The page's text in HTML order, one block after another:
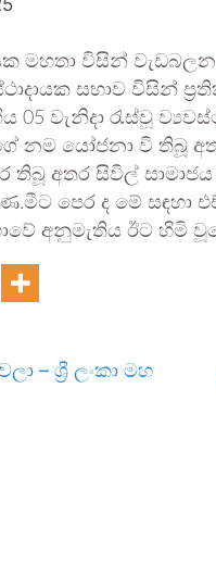
මහතා විසින්
සභාව විසින්
05 වැනිදා රැස්වූ
නම යෝජනා වී තිබූ
තිබූ අතර සිවිල්
පෙර ද මේ
අනුමැතිය ඊට හිමි
– ශ්‍රී ලංකා මහ